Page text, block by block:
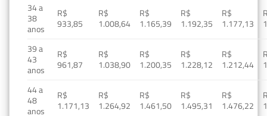
34 a
38
anos
R$
933,85
R$
1.008,64
R$
1.165,39
R$
1.192,35
R$
1.177,13
39 a
43
anos
R$
961,87
R$
1.038,90
R$
1.200,35
R$
1.228,12
R$
1.212,44
44 a
48
anos
R$
1.171,13
R$
1.264,92
R$
1.461,50
R$
1.495,31
R$
1.476,22